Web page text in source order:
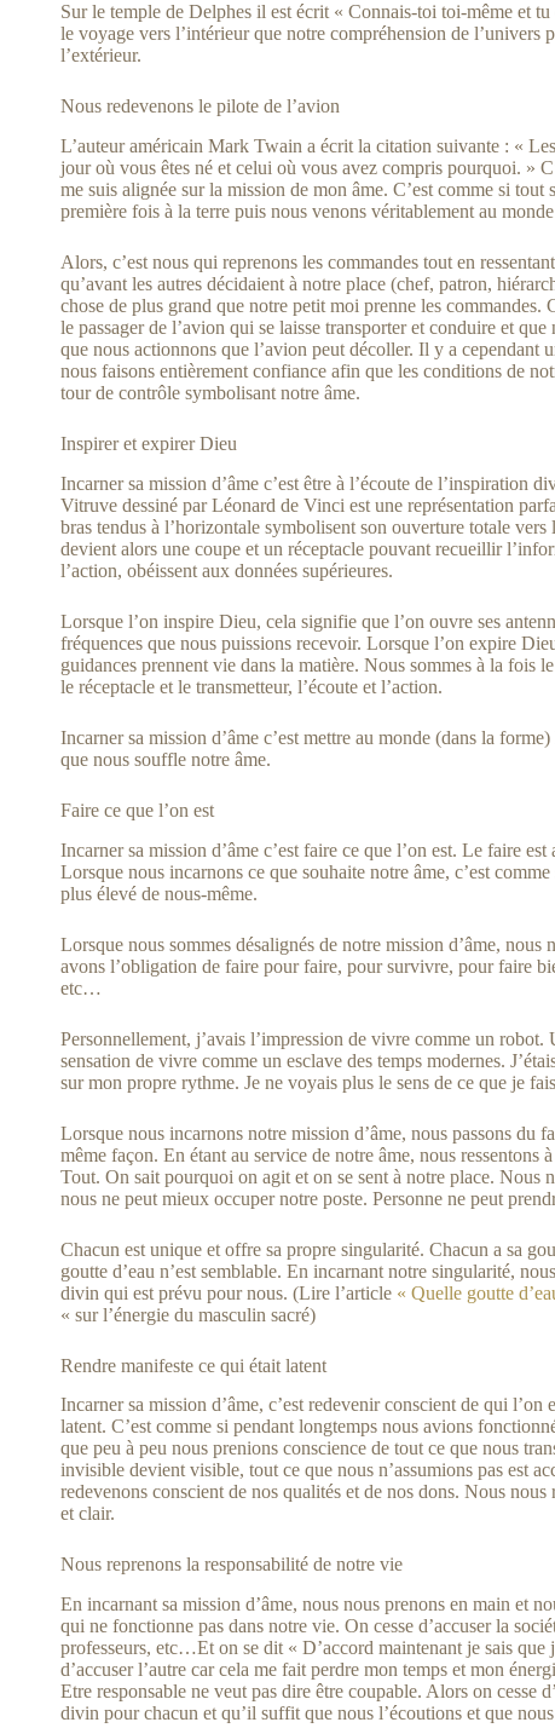
Sur le temple de Delphes il est écrit « Connais-toi toi-même et
le voyage vers l’intérieur que notre compréhension de l’univers
l’extérieur.
Nous redevenons le pilote de l’avion
L’auteur américain Mark Twain a écrit la citation suivante : «
jour où vous êtes né et celui où vous avez compris pourquoi. »
me suis alignée sur la mission de mon âme. C’est comme si
première fois à la terre puis nous venons véritablement au
Alors, c’est nous qui reprenons les commandes tout en
qu’avant les autres décidaient à notre place (chef, patron,
chose de plus grand que notre petit moi prenne les commandes.
le passager de l’avion qui se laisse transporter et conduire et
que nous actionnons que l’avion peut décoller. Il y a cependant
nous faisons entièrement confiance afin que les conditions de
tour de contrôle symbolisant notre âme.
Inspirer et expirer Dieu
Incarner sa mission d’âme c’est être à l’écoute de l’inspiration
Vitruve dessiné par Léonard de Vinci est une représentation
bras tendus à l’horizontale symbolisent son ouverture totale
devient alors une coupe et un réceptacle pouvant recueillir
l’action, obéissent aux données supérieures.
Lorsque l’on inspire Dieu, cela signifie que l’on ouvre ses
fréquences que nous puissions recevoir. Lorsque l’on expire
guidances prennent vie dans la matière. Nous sommes à la fois
le réceptacle et le transmetteur, l’écoute et l’action.
Incarner sa mission d’âme c’est mettre au monde (dans la
que nous souffle notre âme.
Faire ce que l’on est
Incarner sa mission d’âme c’est faire ce que l’on est. Le faire
Lorsque nous incarnons ce que souhaite notre âme, c’est
plus élevé de nous-même.
Lorsque nous sommes désalignés de notre mission d’âme,
avons l’obligation de faire pour faire, pour survivre, pour faire
etc…
Personnellement, j’avais l’impression de vivre comme un
sensation de vivre comme un esclave des temps modernes.
sur mon propre rythme. Je ne voyais plus le sens de ce que je
Lorsque nous incarnons notre mission d’âme, nous passons du
même façon. En étant au service de notre âme, nous
Tout. On sait pourquoi on agit et on se sent à notre place. Nous
nous ne peut mieux occuper notre poste. Personne ne peut
Chacun est unique et offre sa propre singularité. Chacun a sa
goutte d’eau n’est semblable. En incarnant notre singularité,
divin qui est prévu pour nous. (Lire l’article « Quelle goutte
« sur l’énergie du masculin sacré)
Rendre manifeste ce qui était latent
Incarner sa mission d’âme, c’est redevenir conscient de qui
latent. C’est comme si pendant longtemps nous avions
que peu à peu nous prenions conscience de tout ce que nous
invisible devient visible, tout ce que nous n’assumions pas est
redevenons conscient de nos qualités et de nos dons. Nous
et clair.
Nous reprenons la responsabilité de notre vie
En incarnant sa mission d’âme, nous nous prenons en main et
qui ne fonctionne pas dans notre vie. On cesse d’accuser la
professeurs, etc…Et on se dit « D’accord maintenant je sais que
d’accuser l’autre car cela me fait perdre mon temps et mon
Etre responsable ne veut pas dire être coupable. Alors on cesse
divin pour chacun et qu’il suffit que nous l’écoutions et que